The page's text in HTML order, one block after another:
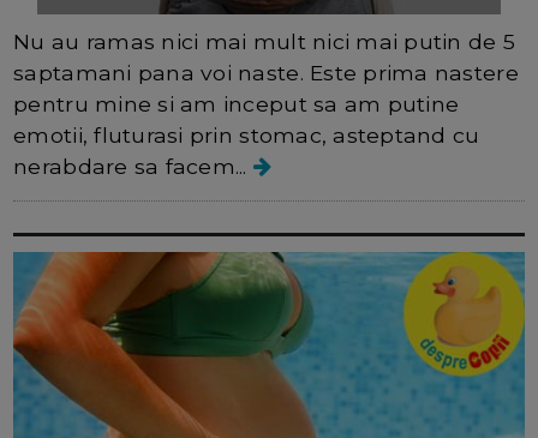
Nu au ramas nici mai mult nici mai putin de 5
saptamani pana voi naste. Este prima nastere
pentru mine si am inceput sa am putine
emotii, fluturasi prin stomac, asteptand cu
nerabdare sa facem...